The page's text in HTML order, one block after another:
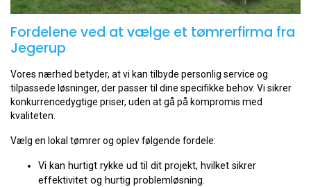
Fordelene ved at vælge et tømrerfirma fra
Jegerup
Vores nærhed betyder, at vi kan tilbyde personlig service og
tilpassede løsninger, der passer til dine specifikke behov. Vi sikrer
konkurrencedygtige priser, uden at gå på kompromis med
kvaliteten.
Vælg en lokal tømrer og oplev følgende fordele:
Vi kan hurtigt rykke ud til dit projekt, hvilket sikrer
effektivitet og hurtig problemløsning.